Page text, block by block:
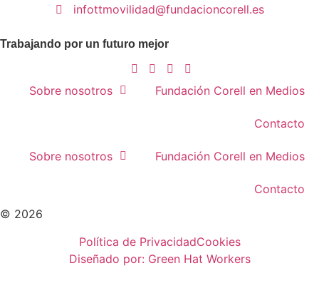
infottmovilidad@fundacioncorell.es
Trabajando por un futuro mejor
Sobre nosotros Fundación Corell en Medios
Contacto
Sobre nosotros Fundación Corell en Medios
Contacto
© 2026
Política de PrivacidadCookies
Diseñado por: Green Hat Workers